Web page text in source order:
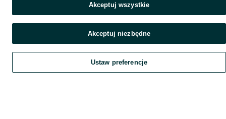
Szukaj Obserwujesz Dodaj Czat Konto
Akceptuj wszystkie
Akceptuj niezbędne
Ustaw preferencje